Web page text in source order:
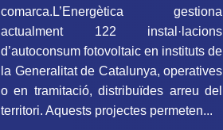
comarca.L’Energètica gestiona
actualment 122 instal·lacions
d’autoconsum fotovoltaic en instituts de
la Generalitat de Catalunya, operatives
o en tramitació, distribuïdes arreu del
territori. Aquests projectes permeten...